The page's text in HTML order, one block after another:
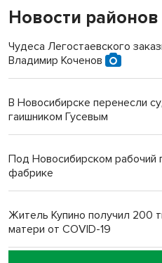
Новости районов
Чудеса Легостаевского
Владимир Коченов
В Новосибирске перенесли
гаишником Гусевым
Под Новосибирском рабочий
фабрике
Житель Купино получил 200
матери от COVID-19